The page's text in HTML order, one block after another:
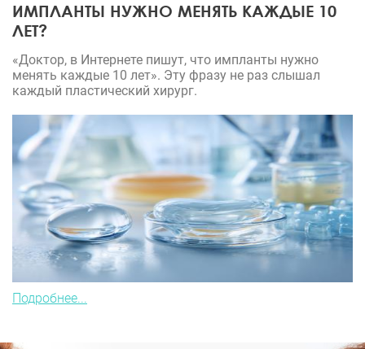
ИМПЛАНТЫ НУЖНО МЕНЯТЬ КАЖДЫЕ 10
ЛЕТ?
«Доктор, в Интернете пишут, что импланты нужно
менять каждые 10 лет». Эту фразу не раз слышал
каждый пластический хирург.
Подробнее...